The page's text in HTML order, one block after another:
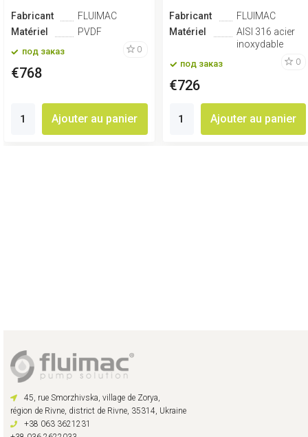
Fabricant
FLUIMAC
Matériel
PVDF
под заказ 0
€768
Ajouter au panier
Fabricant
FLUIMAC
Matériel
AISI 316 acier
inoxydable
под заказ 0
€726
Ajouter au panier
45, rue Smorzhivska, village de Zorya,
région de Rivne, district de Rivne, 35314, Ukraine
+38 063 3621231